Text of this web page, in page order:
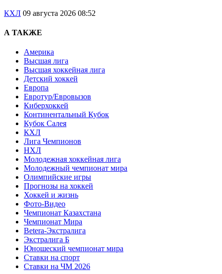
КХЛ 09 августа 2026 08:52
А ТАКЖЕ
Америка
Высшая лига
Высшая хоккейная лига
Детский хоккей
Европа
Евротур/Евровызов
Киберхоккей
Континентальный Кубок
Кубок Салея
КХЛ
Лига Чемпионов
НХЛ
Молодежная хоккейная лига
Молодежный чемпионат мира
Олимпийские игры
Прогнозы на хоккей
Хоккей и жизнь
Фото-Видео
Чемпионат Казахстана
Чемпионат Мира
Betera-Экстралига
Экстралига Б
Юношеский чемпионат мира
Ставки на спорт
Ставки на ЧМ 2026